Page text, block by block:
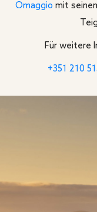
Omaggio mit
Für weitere
+351 210